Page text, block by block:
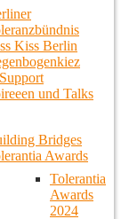
Kiss Berlin
und Talks
Bridges
Awards
Tolerantia
Awards
2024